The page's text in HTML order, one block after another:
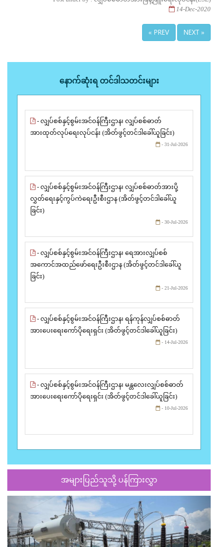
14-Dec-2020
« PREV NEXT »
နောက်ဆုံးရ တင်ဒါသတင်းများ
- လျှပ်စစ်နှင့်စွမ်းအင်ဝန်ကြီးဌာန၊ လျှပ်စစ်ဓာတ်
အားထုတ်လုပ်ရေးလုပ်ငန်း (အိတ်ဖွင့်တင်ဒါခေါ်ယူခြင်း)
- 31-Jul-2026
- လျှပ်စစ်နှင့်စွမ်းအင်ဝန်ကြီးဌာန၊ လျှပ်စစ်ဓာတ်အားပို့
လွှတ်ရေးနှင့်ကွပ်ကဲရေးဦးစီးဌာန (အိတ်ဖွင့်တင်ဒါခေါ်ယူ
ခြင်း)
- 30-Jul-2026
- လျှပ်စစ်နှင့်စွမ်းအင်ဝန်ကြီးဌာန၊ ရေအားလျှပ်စစ်
အကောင်အထည်ဖော်ရေးဦးစီးဌာန (အိတ်ဖွင့်တင်ဒါခေါ်ယူ
ခြင်း)
- 21-Jul-2026
- လျှပ်စစ်နှင့်စွမ်းအင်ဝန်ကြီးဌာန၊ ရန်ကုန်လျှပ်စစ်ဓာတ်
အားပေးရေးကော်ပိုရေးရှင်း (အိတ်ဖွင့်တင်ဒါခေါ်ယူခြင်း)
- 14-Jul-2026
- လျှပ်စစ်နှင့်စွမ်းအင်ဝန်ကြီးဌာန၊ မန္တလေးလျှပ်စစ်ဓာတ်
အားပေးရေးကော်ပိုရေးရှင်း (အိတ်ဖွင့်တင်ဒါခေါ်ယူခြင်း)
- 10-Jul-2026
အများပြည်သူသို့ ပန်ကြားလွှာ
Previous